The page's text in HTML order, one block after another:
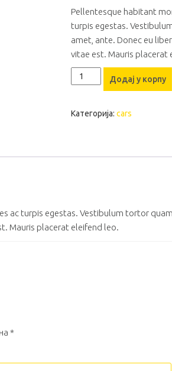
Pellentesque habitant
turpis egestas.
amet, ante. Donec eu
vitae est. Mauris placerat
Opel
insignia
Додај у корпу
Категорија:cars
ac turpis egestas. Vestibulum tortor
Mauris placerat eleifend leo.
*